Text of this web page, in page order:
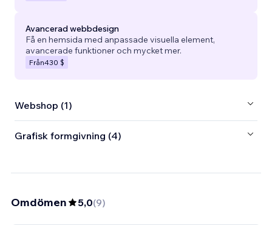
Avancerad webbdesign
Få en hemsida med anpassade visuella element,
avancerade funktioner och mycket mer.
Från430 $
Webshop (1)
Grafisk formgivning (4)
Omdömen 5,0(9)